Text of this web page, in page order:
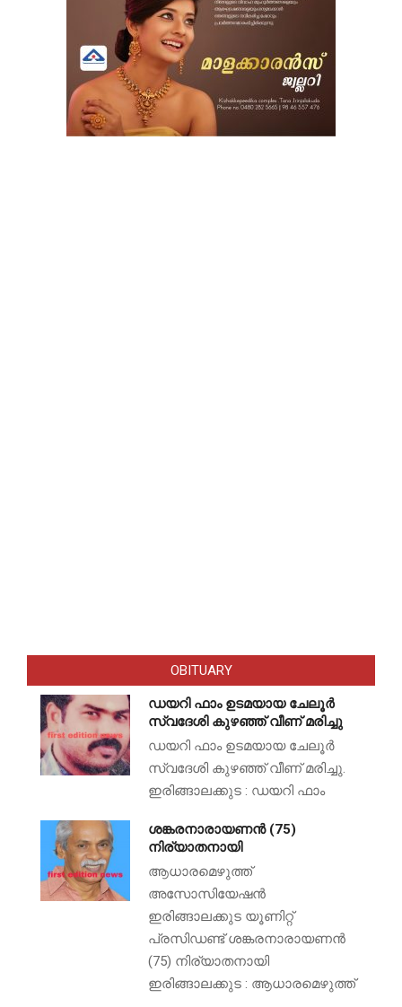
OBITUARY
ഡയറി ഫാം ഉടമയായ ചേലൂർ
സ്വദേശി കുഴഞ്ഞ് വീണ് മരിച്ചു
ഡയറി ഫാം ഉടമയായ ചേലൂർ
സ്വദേശി കുഴഞ്ഞ് വീണ് മരിച്ചു.
ഇരിങ്ങാലക്കുട : ഡയറി ഫാം
ശങ്കരനാരായണൻ (75)
നിര്യാതനായി
ആധാരമെഴുത്ത്
അസോസിയേഷൻ
ഇരിങ്ങാലക്കുട യൂണിറ്റ്
പ്രസിഡണ്ട് ശങ്കരനാരായണൻ
(75) നിര്യാതനായി
ഇരിങ്ങാലക്കുട : ആധാരമെഴുത്ത്